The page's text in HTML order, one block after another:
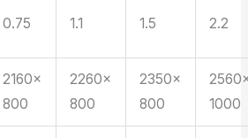
0.75 1.1 1.5 2.2
2160×
800
2260×
800
2350×
800
1000